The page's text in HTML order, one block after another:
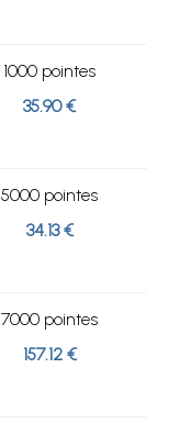
1000 pointes
35.90 €
5000 pointes
34.13 €
7000 pointes
157.12 €